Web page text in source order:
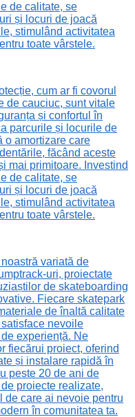
de calitate, se
și locuri de joacă
stimulând activitatea
toate vârstele.
cum ar fi covorul
de cauciuc, sunt vitale
și confortul în
parcurile și locurile de
o amortizare care
făcând aceste
mai primitoare. Investind
de calitate, se
și locuri de joacă
stimulând activitatea
toate vârstele.
variată de
uri, proiectate
de skateboarding
Fiecare skatepark
de înaltă calitate
nevoile
experiență. Ne
fiecărui proiect, oferind
și instalare rapidă în
peste 20 de ani de
proiecte realizate,
de care ai nevoie pentru
în comunitatea ta.